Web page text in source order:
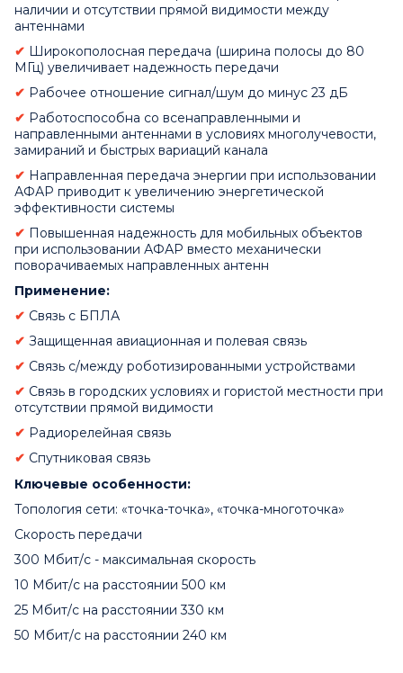
наличии и отсутствии прямой видимости между
антеннами
✔ Широкополосная передача (ширина полосы до 80
МГц) увеличивает надежность передачи
✔ Рабочее отношение сигнал/шум до минус 23 дБ
✔ Работоспособна со всенаправленными и
направленными антеннами в условиях многолучевости,
замираний и быстрых вариаций канала
✔ Направленная передача энергии при использовании
АФАР приводит к увеличению энергетической
эффективности системы
✔ Повышенная надежность для мобильных объектов
при использовании АФАР вместо механически
поворачиваемых направленных антенн
Применение:
✔ Связь с БПЛА
✔ Защищенная авиационная и полевая связь
✔ Связь с/между роботизированными устройствами
✔ Связь в городских условиях и гористой местности при
отсутствии прямой видимости
✔ Радиорелейная связь
✔ Спутниковая связь
Ключевые особенности:
Топология сети: «точка-точка», «точка-многоточка»
Скорость передачи
300 Мбит/с - максимальная скорость
10 Мбит/с на расстоянии 500 км
25 Мбит/с на расстоянии 330 км
50 Мбит/с на расстоянии 240 км